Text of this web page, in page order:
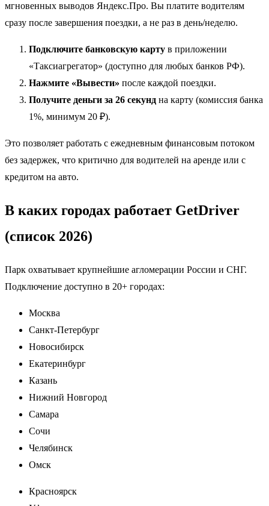
мгновенных выводов Яндекс.Про. Вы платите водителям
сразу после завершения поездки, а не раз в день/неделю.
Подключите банковскую карту в приложении
«Таксиагрегатор» (доступно для любых банков РФ).
Нажмите «Вывести» после каждой поездки.
Получите деньги за 26 секунд на карту (комиссия банка
1%, минимум 20 ₽).
Это позволяет работать с ежедневным финансовым потоком
без задержек, что критично для водителей на аренде или с
кредитом на авто.
В каких городах работает GetDriver
(список 2026)
Парк охватывает крупнейшие агломерации России и СНГ.
Подключение доступно в 20+ городах:
Москва
Санкт-Петербург
Новосибирск
Екатеринбург
Казань
Нижний Новгород
Самара
Сочи
Челябинск
Омск
Красноярск